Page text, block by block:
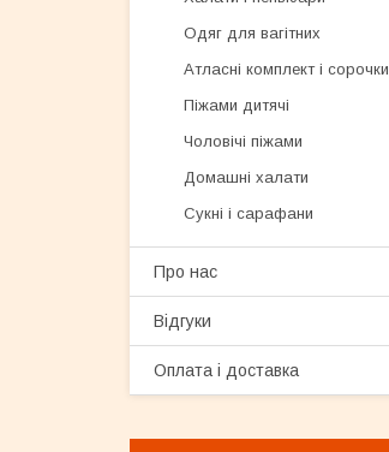
Одяг для вагітних
Атласні комплект і сорочки
Піжами дитячі
Чоловічі піжами
Домашні халати
Сукні і сарафани
Про нас
Відгуки
Оплата і доставка